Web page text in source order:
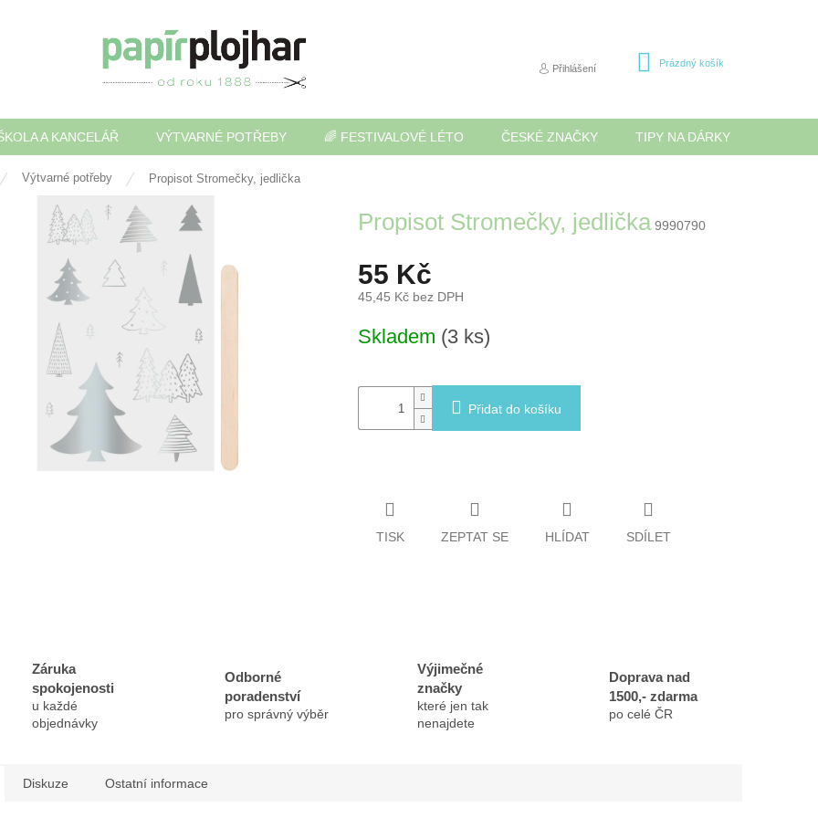
Přihlášení
NÁKUPNÍ
Prázdný košík
A KANCELÁŘ VÝTVARNÉ POTŘEBY 🌈 FESTIVALOVÉ LÉTO ČESKÉ ZNAČKY TIPY NA DÁRKY
Výtvarné potřeby Propisot Stromečky, jedlička
Propisot Stromečky, jedlička 9990790
55 Kč
45,45 Kč bez DPH
cena:
Skladem (3 ks)
Přidat do košíku
TISK ZEPTAT SE HLÍDAT SDÍLET
Záruka
spokojenosti
u každé
objednávky
Odborné
poradenství
pro správný výběr
Výjimečné
značky
které jen tak
nenajdete
Doprava nad
1500,- zdarma
po celé ČR
Diskuze Ostatní informace